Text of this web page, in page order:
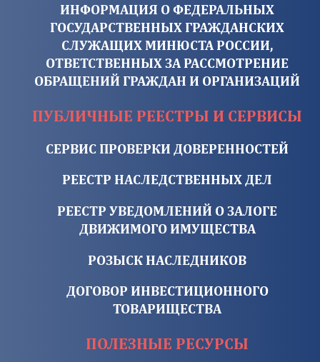
ИНФОРМАЦИЯ О ФЕДЕРАЛЬНЫХ
ГОСУДАРСТВЕННЫХ ГРАЖДАНСКИХ
СЛУЖАЩИХ МИНЮСТА РОССИИ,
ОТВЕТСТВЕННЫХ ЗА РАССМОТРЕНИЕ
ОБРАЩЕНИЙ ГРАЖДАН И ОРГАНИЗАЦИЙ
ПУБЛИЧНЫЕ РЕЕСТРЫ И СЕРВИСЫ
СЕРВИС ПРОВЕРКИ ДОВЕРЕННОСТЕЙ
РЕЕСТР НАСЛЕДСТВЕННЫХ ДЕЛ
РЕЕСТР УВЕДОМЛЕНИЙ О ЗАЛОГЕ
ДВИЖИМОГО ИМУЩЕСТВА
РОЗЫСК НАСЛЕДНИКОВ
ДОГОВОР ИНВЕСТИЦИОННОГО
ТОВАРИЩЕСТВА
ПОЛЕЗНЫЕ РЕСУРСЫ